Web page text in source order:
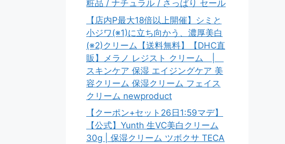
粧品 / ナチュラル / さっぱり セール
【店内P最大18倍以上開催】シミと
小ジワ(※1)に立ち向かう、濃厚美白
(※2)クリーム【送料無料】【DHC直
販】メラノ レジスト クリーム |
スキンケア 保湿 エイジングケア 美
容クリーム 保湿クリーム フェイス
クリーム newproduct
【クーポン+セット26日1:59マデ】
【公式】Yunth 生VC美白クリーム
30g | 保湿クリーム ツボクサ TECA